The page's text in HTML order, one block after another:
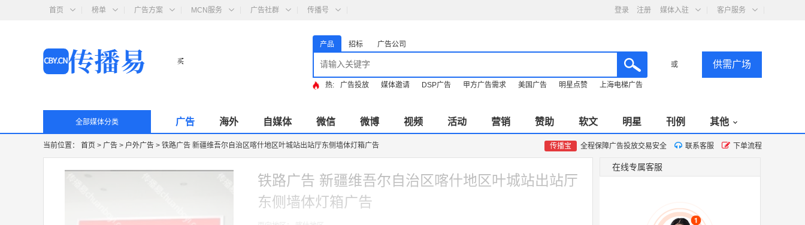
首页 榜单 广告方案 MCN服务 广告社群 传播号 登录 注册 媒体入驻 客户服务
产品 招标 广告公司
或 供需广场
热: 广告投放 媒体邀请 DSP广告 甲方广告需求 美国广告 明星点赞 上海电梯广告
全部媒体分类 广告 海外 自媒体 微信 微博 视频 活动 营销 赞助 软文 明星 刊例 其他
当前位置： 首页 > 广告 > 户外广告 > 铁路广告 新疆维吾尔自治区喀什地区叶城站出站厅东侧墙体灯箱广告 传播宝 全程保障广告投放交易安全 联系客服 下单流程
铁路广告 新疆维吾尔自治区喀什地区叶城站出站厅
东侧墙体灯箱广告
在线专属客服